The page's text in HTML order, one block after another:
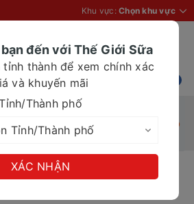
Khu vực: Chọn khu vực
800g thực phẩm dành cho
độ ăn đặc biệt
đến với Thế Giới Sữa
thành để xem chính xác
và khuyến mãi
Thành phố
XÁC NHẬN